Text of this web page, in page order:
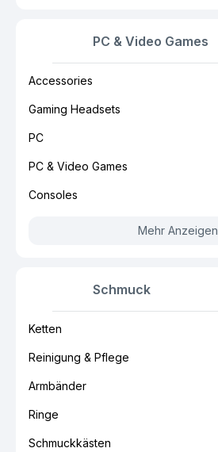
PC & Video Games
Accessories
Gaming Headsets
PC
PC & Video Games
Consoles
Mehr Anzeigen
Schmuck
Ketten
Reinigung & Pflege
Armbänder
Ringe
Schmuckkästen